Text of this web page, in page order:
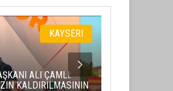
KAYSERI
ALI ÇAMLI:
KALDIRILMASININ